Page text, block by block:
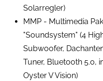
Solarregler)
MMP - Multimedia
"Soundsystem" (4
Subwoofer,
Tuner, Bluetooth 5.0,
Oyster V Vision)